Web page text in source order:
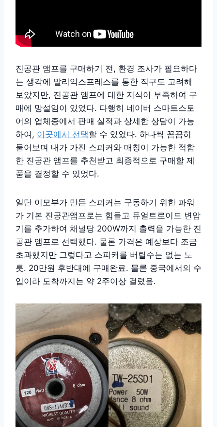
진공관 앰프를 구매하기 전, 환경 조사가 필요하다
는 생각에 알리익스프레스를 통한 직구도 고려해
보았지만, 진공관 앰프에 대한 지식이 부족하여 구
매에 망설임이 있었다. 다행히 네이버 스마트스토
어의 업체중에서 판매 실적과 상세한 상담이 가능
하여, 이곳에서 선택할 수 있었다. 하나씩 꼼꼼히
물어보며 내가 가진 스피커와 매칭이 가능한 적합
한 진공관 앰프를 추천받고 최종적으로 구매할 제
품을 결정할 수 있었다.
일단 이모부가 만든 스피커는 구동하기 위한 파워
가 기본 진공관앰프로는 힘들고 듀얼트로이드 변압
기를 추가하여 채널당 200W까지 출력을 가능한 진
공관 앰프로 선택했다. 물론 가격은 예상보다 조금
초과했지만 그렇다고 스피커를 버릴수는 없는 노
릇. 20만원 후반대에 구매완료. 물론 중국에서의 수
입이라 도착까지는 약 2주이상 걸렸음.